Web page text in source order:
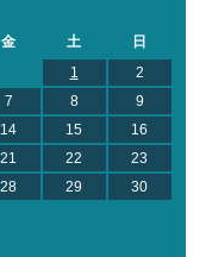
金 土
日
1
2
7 8
9
14 15
16
21 22
23
28 29
30